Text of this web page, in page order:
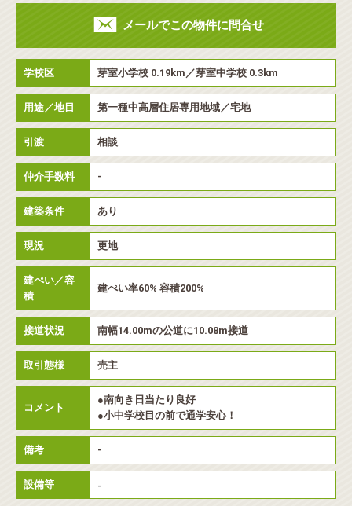
メールでこの物件に問合せ
学校区 芽室小学校 0.19km／芽室中学校 0.3km
用途／地目 第一種中高層住居専用地域／宅地
引渡 相談
仲介手数料 -
建築条件 あり
現況 更地
建ぺい／容
積
建ぺい率60% 容積200%
接道状況 南幅14.00mの公道に10.08m接道
取引態様 売主
コメント
●南向き日当たり良好
●小中学校目の前で通学安心！
備考 -
設備等 -